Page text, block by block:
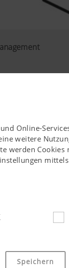
Online-
weitere
werden Cookies
für Sie einfach
Speichern